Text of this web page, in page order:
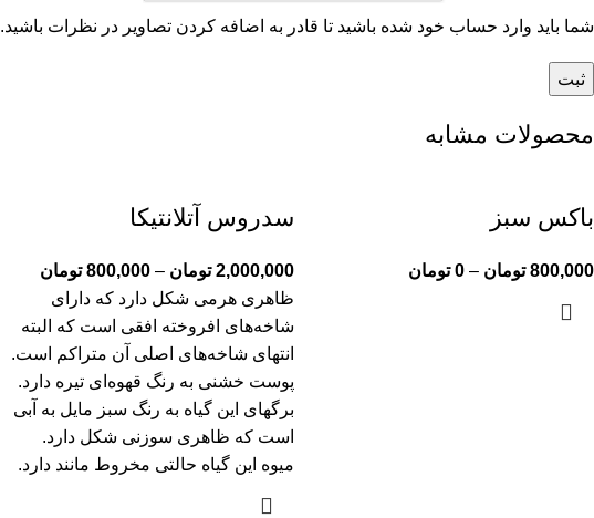
شما باید وارد حساب خود شده باشید تا قادر به اضافه کردن تصاویر در نظرات باشید.
محصولات مشابه
باکس سبز
800,000 تومان –
0 تومان
سدروس آتلانتیکا
2,000,000 تومان –
800,000 تومان
ظاهری هرمی شکل دارد که دارای
شاخه‌های افروخته افقی است که البته
انتهای شاخه‌های اصلی آن متراکم است.
پوست خشنی به رنگ قهوه‌ای تیره دارد.
برگهای این گیاه به رنگ سبز مایل به آبی
است که ظاهری سوزنی شکل دارد.
میوه این گیاه حالتی مخروط مانند دارد.